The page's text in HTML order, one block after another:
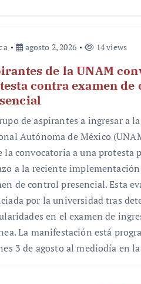
agosto 2, 2026 14 views
de la UNAM
contra examen de
de aspirantes a ingresar a
Autónoma de México
la convocatoria a una protesta
a la reciente
de control presencial. Esta
por la universidad tras
en el examen de
La manifestación está
3 de agosto al mediodía en